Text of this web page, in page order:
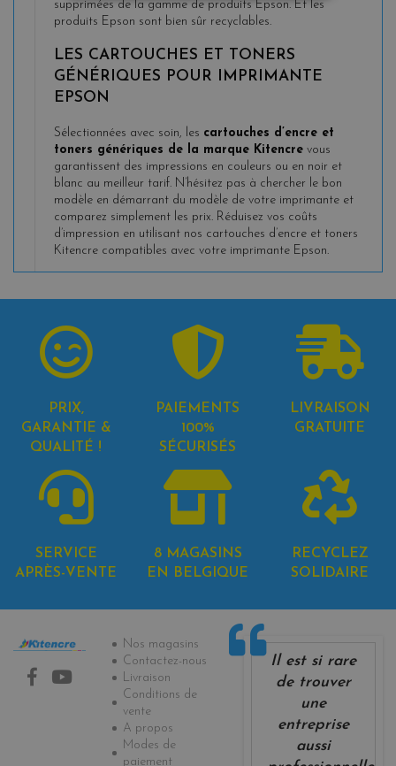
supprimées de la gamme de produits Epson. Et les
produits Epson sont bien sûr recyclables.
LES CARTOUCHES ET TONERS
GÉNÉRIQUES POUR IMPRIMANTE
EPSON
Sélectionnées avec soin, les cartouches d’encre et
toners génériques de la marque Kitencre vous
garantissent des impressions en couleurs ou en noir et
blanc au meilleur tarif. N’hésitez pas à chercher le bon
modèle en démarrant du modèle de votre imprimante et
comparez simplement les prix. Réduisez vos coûts
d’impression en utilisant nos cartouches d’encre et toners
Kitencre compatibles avec votre imprimante Epson.
PRIX,
GARANTIE &
QUALITÉ !
PAIEMENTS
100%
SÉCURISÉS
LIVRAISON
GRATUITE
SERVICE
APRÈS-VENTE
8 MAGASINS
EN BELGIQUE
RECYCLEZ
SOLIDAIRE
Informations
Nos magasins
Contactez-nous
Livraison
Conditions de
vente
A propos
Modes de
paiement
Il est si rare
de trouver
une
entreprise
aussi